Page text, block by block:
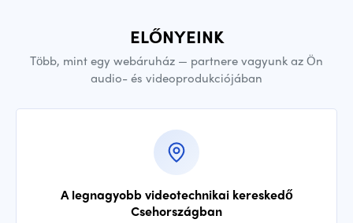
ELŐNYEINK
Több, mint egy webáruház — partnere vagyunk az Ön
audio- és videoprodukciójában
A legnagyobb videotechnikai kereskedő
Csehországban